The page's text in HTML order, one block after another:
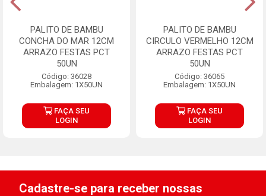
PALITO DE BAMBU
CONCHA DO MAR 12CM
ARRAZO FESTAS PCT
50UN
Código: 36028
Embalagem: 1X50UN
FAÇA SEU
LOGIN
PALITO DE BAMBU
CIRCULO VERMELHO 12CM
ARRAZO FESTAS PCT
50UN
Código: 36065
Embalagem: 1X50UN
FAÇA SEU
LOGIN
Cadastre-se para receber nossas